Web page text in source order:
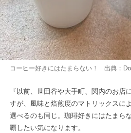
コーヒー好きにはたまらない！ 出典：
『以前、世田谷や大手町、関内のお店
すが、風味と焙煎度のマトリックスに
選べるのも同じ。珈琲好きにはたまら
覇したい気になります。